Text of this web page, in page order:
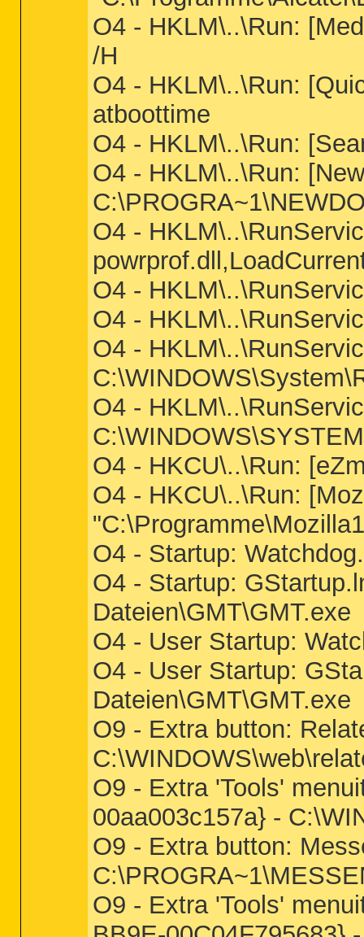
O4 - HKLM\..\Run:
/H
O4 - HKLM\..\Run:
atboottime
O4 - HKLM\..\Run:
O4 - HKLM\..\Run:
O4 -
O4 -
O4 -
O4 -
O4 -
O4 - HKCU\..\Run:
O4 - HKCU\..\Run:
O4 - Startup:
O4 - Startup:
Dateien\GMT\GMT.exe
O4 - User Startup:
O4 - User Startup:
Dateien\GMT\GMT.exe
O9 - Extra button:
O9 - Extra 'Tools'
00aa003c157a} -
O9 - Extra button:
O9 - Extra 'Tools'